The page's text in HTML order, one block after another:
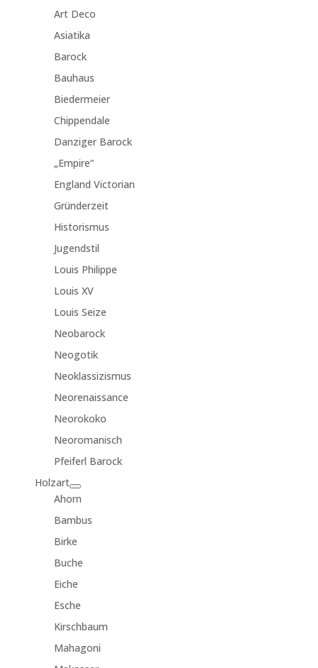
Art Deco
Asiatika
Barock
Bauhaus
Biedermeier
Chippendale
Danziger Barock
„Empire“
England Victorian
Gründerzeit
Historismus
Jugendstil
Louis Philippe
Louis XV
Louis Seize
Neobarock
Neogotik
Neoklassizismus
Neorenaissance
Neorokoko
Neoromanisch
Pfeiferl Barock
Holzart
Ahorn
Bambus
Birke
Buche
Eiche
Esche
Kirschbaum
Mahagoni